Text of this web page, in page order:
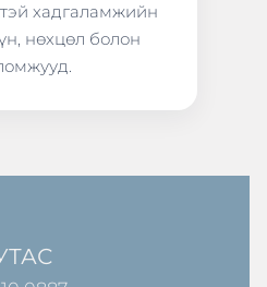
хадгаламжийн
нөхцөл болон